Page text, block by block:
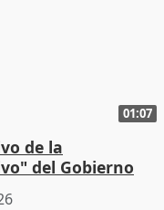
01:07
de la
del Gobierno